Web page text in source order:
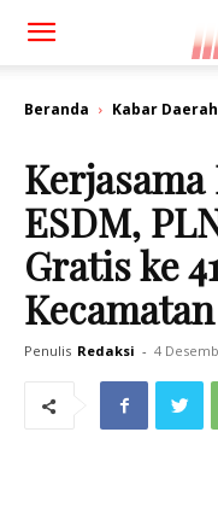
Beranda Kabar Daerah
ESDM,
Gratis ke
Penulis Redaksi - 4